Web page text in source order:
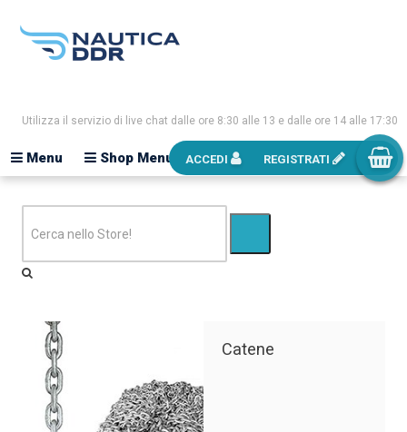
Utilizza il servizio di live chat dalle ore 8:30 alle 13 e dalle ore 14 alle 17:30
Shop Menu
Menu ACCEDI REGISTRATI
Catene